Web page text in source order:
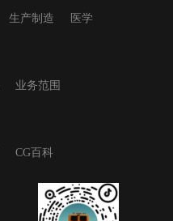
生产制造 医学
业务范围
CG百科